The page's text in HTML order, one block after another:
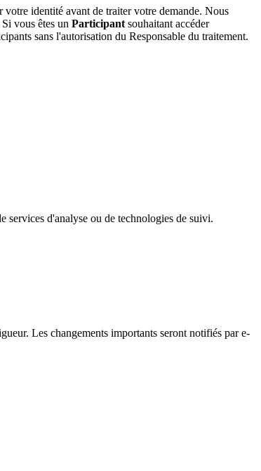
identité avant de traiter votre demande. Nous
Si vous êtes un Participant souhaitant accéder
sans l'autorisation du Responsable du traitement.
services d'analyse ou de technologies de suivi.
Les changements importants seront notifiés par e-